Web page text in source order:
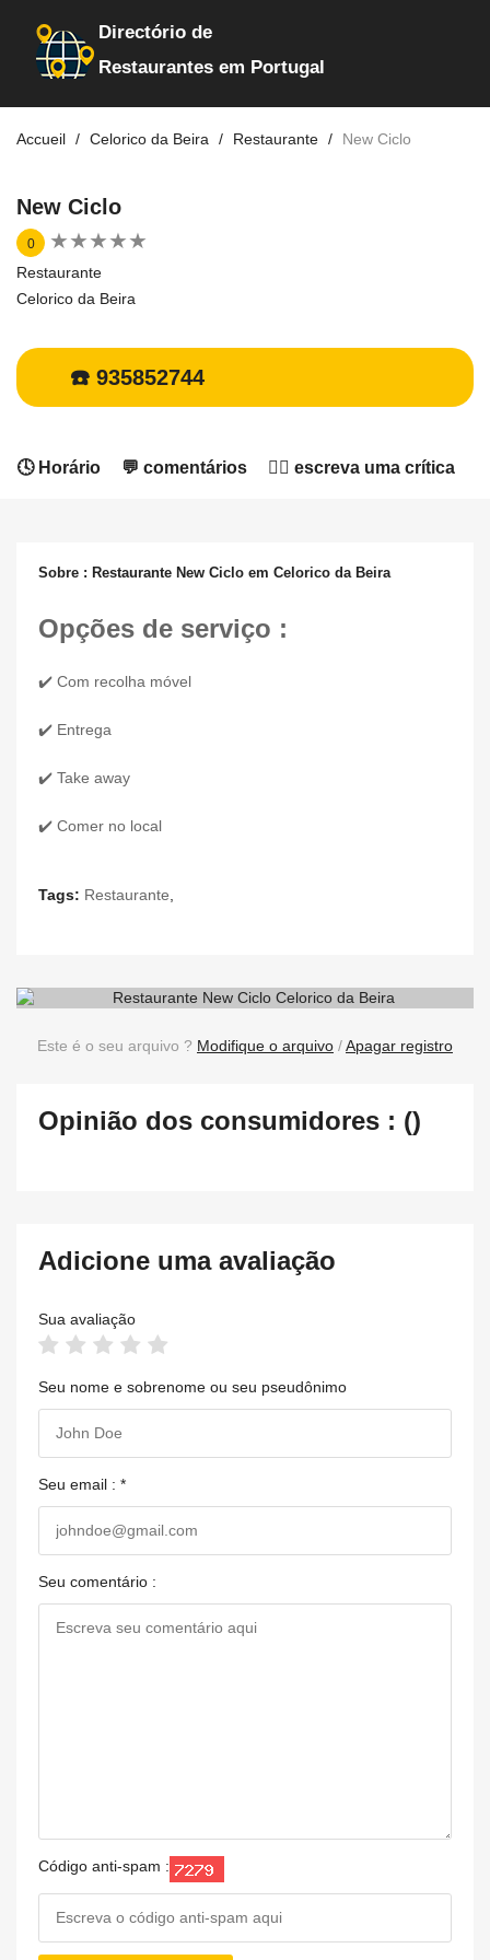
Directório de
Restaurantes em Portugal
Accueil Celorico da Beira Restaurante New Ciclo
New Ciclo
0 ★★★★★
★★★★★
Restaurante
Celorico da Beira
☎️ 935852744
🕓 Horário 💬 comentários ✍🏻 escreva uma crítica
Sobre : Restaurante New Ciclo em Celorico da Beira
Opções de serviço :
✔️ Com recolha móvel
✔️ Entrega
✔️ Take away
✔️ Comer no local
Tags: Restaurante
Este é o seu arquivo ? Modifique o arquivo /Apagar registro
Opinião dos consumidores : ()
Adicione uma avaliação
Sua avaliação
Seu nome e sobrenome ou seu pseudônimo
Seu email : *
Seu comentário :
Código anti-spam :